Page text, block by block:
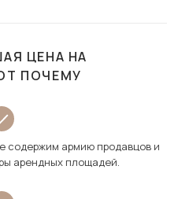
ЦЕНА НА
ПОЧЕМУ
содержим армию продавцов и
арендных площадей.